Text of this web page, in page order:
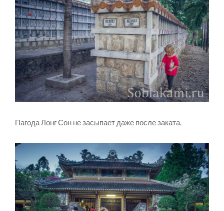
Пагода Лонг Сон не засыпает даже после заката.